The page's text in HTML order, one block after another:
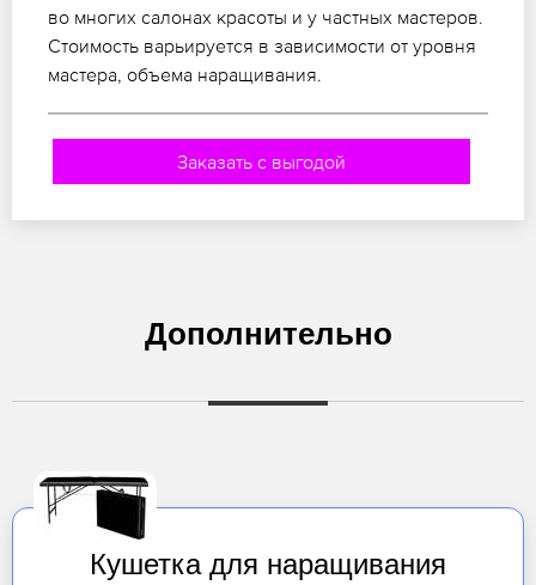
во многих салонах красоты и у частных мастеров.
Стоимость варьируется в зависимости от уровня
мастера, объема наращивания.
Заказать с выгодой
Дополнительно
Кушетка для наращивания